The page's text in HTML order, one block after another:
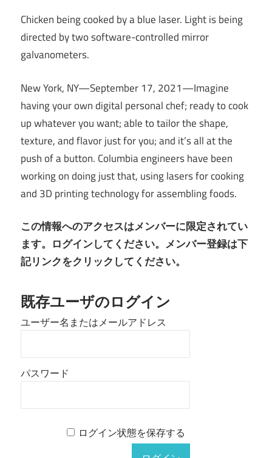
Chicken being cooked by a blue laser. Light is being
directed by two software-controlled mirror
galvanometers.
New York, NY—September 17, 2021—Imagine
having your own digital personal chef; ready to cook
up whatever you want; able to tailor the shape,
texture, and flavor just for you; and it’s all at the
push of a button. Columbia engineers have been
working on doing just that, using lasers for cooking
and 3D printing technology for assembling foods.
この情報へのアクセスはメンバーに限定されてい
ます。ログインしてください。メンバー登録は下
記リンクをクリックしてください。
既存ユーザのログイン
ユーザー名またはメールアドレス
パスワード
ログイン状態を保存する